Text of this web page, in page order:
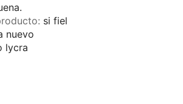
: si fiel
nuevo
lycra